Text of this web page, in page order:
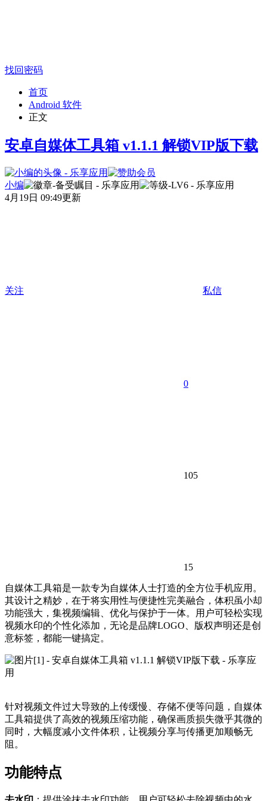
找回密码
首页
Android 软件
正文
安卓自媒体工具箱 v1.1.1 解锁VIP版下载
小编
4月19日 09:49更新
关注 私信
0
105
15
自媒体工具箱是一款专为自媒体人士打造的全方位手机应用。
其设计之精妙，在于将实用性与便捷性完美融合，体积虽小却
功能强大，集视频编辑、优化与保护于一体。用户可轻松实现
视频水印的个性化添加，无论是品牌LOGO、版权声明还是创
意标签，都能一键搞定。
针对视频文件过大导致的上传缓慢、存储不便等问题，自媒体
工具箱提供了高效的视频压缩功能，确保画质损失微乎其微的
同时，大幅度减小文件体积，让视频分享与传播更加顺畅无
阻。
功能特点